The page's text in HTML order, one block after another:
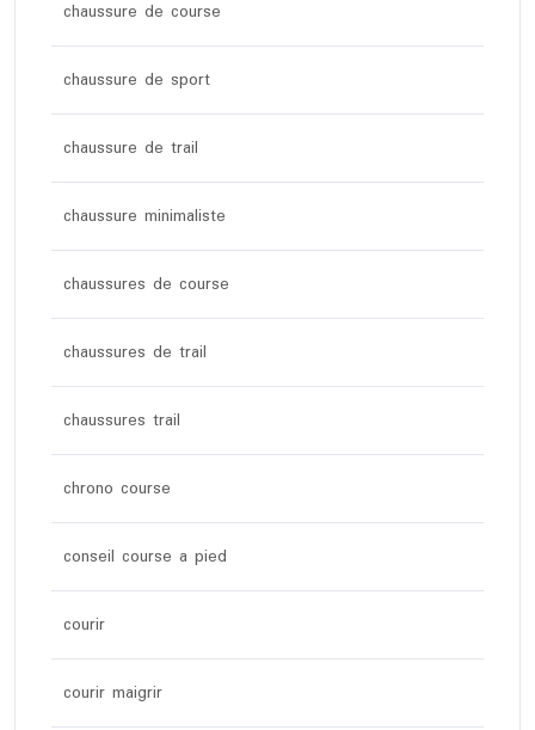
chaussure de course
chaussure de sport
chaussure de trail
chaussure minimaliste
chaussures de course
chaussures de trail
chaussures trail
chrono course
conseil course a pied
courir
courir maigrir